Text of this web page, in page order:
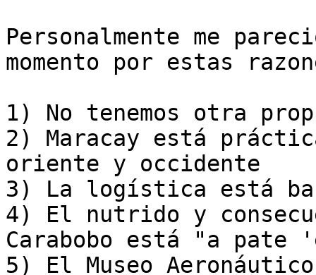
Personalmente me
momento por estas
1) No tenemos otra
2) Maracay está
oriente y occidente
3) La logística está
4) El nutrido y
Carabobo está "a pate
5) El Museo